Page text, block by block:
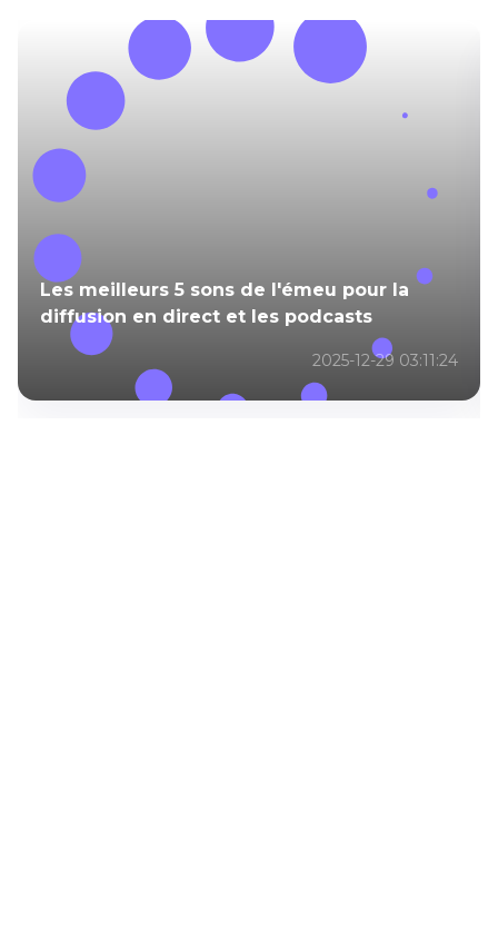
Les meilleurs 5 sons de l'émeu pour la
diffusion en direct et les podcasts
2025-12-29 03:11:24